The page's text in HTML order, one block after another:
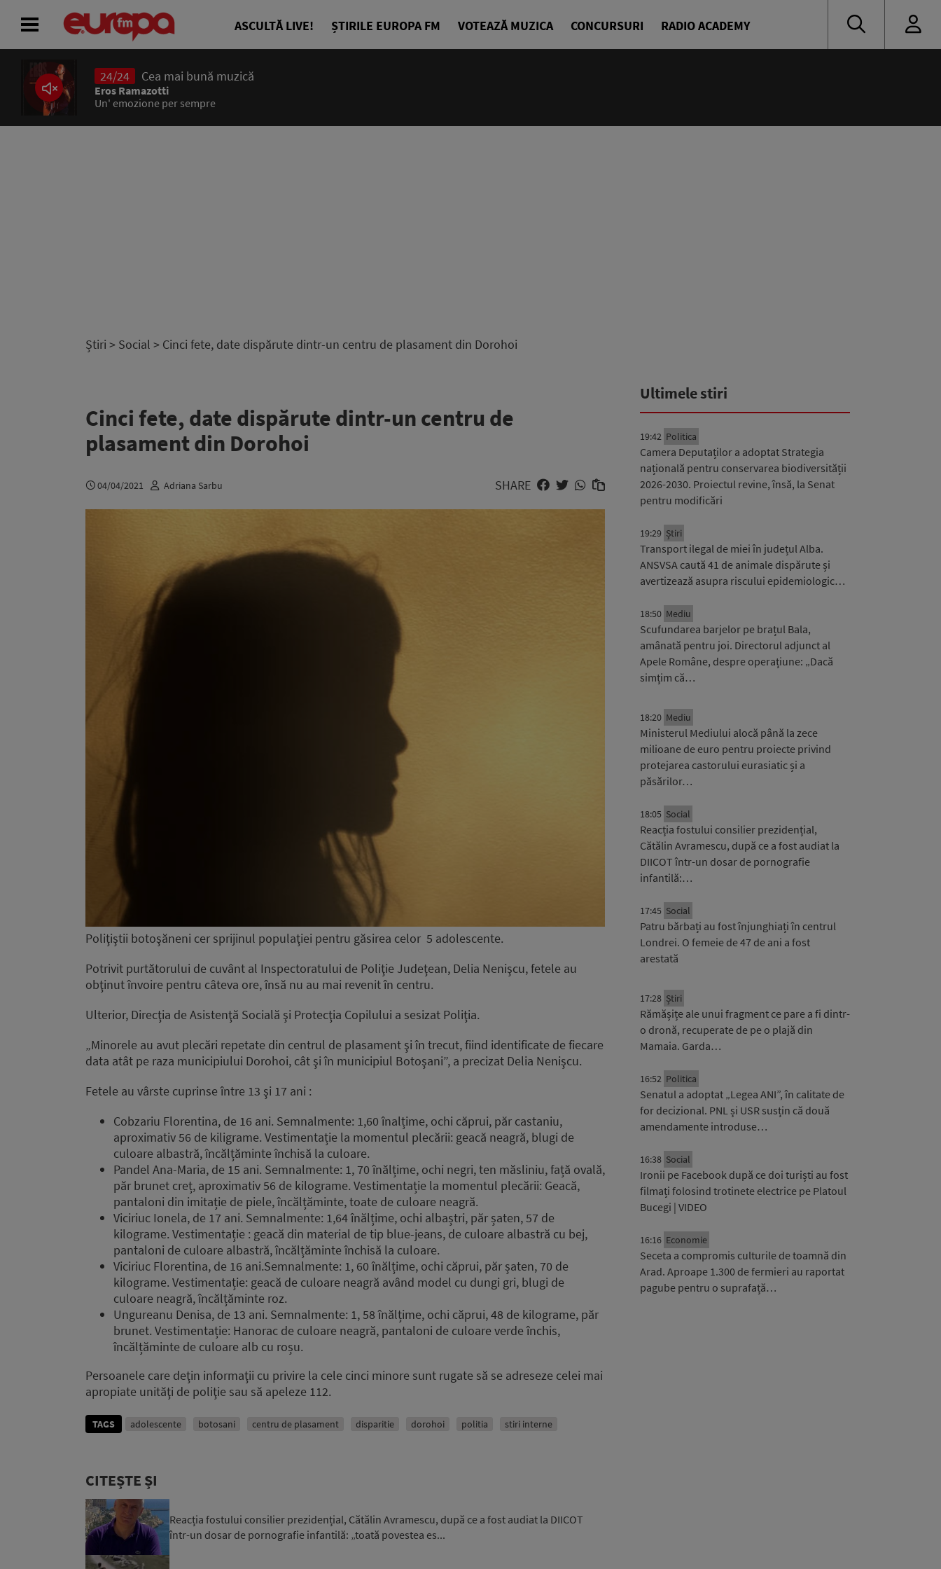
ASCULTĂ LIVE! ȘTIRILE EUROPA FM VOTEAZĂ MUZICA CONCURSURI RADIO ACADEMY
24/24 Cea mai bună muzică
Eros Ramazotti
Un' emozione per sempre
Știri > Social > Cinci fete, date dispărute dintr-un centru de plasament din Dorohoi
Cinci fete, date dispărute dintr-un centru de
plasament din Dorohoi
04/04/2021 Adriana Sarbu SHARE
Poliţiştii botoşăneni cer sprijinul populaţiei pentru găsirea celor 5 adolescente.
Potrivit purtătorului de cuvânt al Inspectoratului de Poliţie Judeţean, Delia Nenişcu, fetele au
obţinut învoire pentru câteva ore, însă nu au mai revenit în centru.
Ulterior, Direcţia de Asistenţă Socială şi Protecţia Copilului a sesizat Poliţia.
„Minorele au avut plecări repetate din centrul de plasament şi în trecut, fiind identificate de fiecare
data atât pe raza municipiului Dorohoi, cât şi în municipiul Botoşani”, a precizat Delia Nenişcu.
Fetele au vârste cuprinse între 13 şi 17 ani :
Cobzariu Florentina, de 16 ani. Semnalmente: 1,60 înalțime, ochi căprui, păr castaniu,
aproximativ 56 de kiligrame. Vestimentație la momentul plecării: geacă neagră, blugi de
culoare albastră, încălțăminte închisă la culoare.
Pandel Ana-Maria, de 15 ani. Semnalmente: 1, 70 înălțime, ochi negri, ten măsliniu, față ovală,
păr brunet creț, aproximativ 56 de kilograme. Vestimentație la momentul plecării: Geacă,
pantaloni din imitație de piele, încălțăminte, toate de culoare neagră.
Viciriuc Ionela, de 17 ani. Semnalmente: 1,64 înălțime, ochi albaștri, păr șaten, 57 de
kilograme. Vestimentație : geacă din material de tip blue-jeans, de culoare albastră cu bej,
pantaloni de culoare albastră, încălțăminte închisă la culoare.
Viciriuc Florentina, de 16 ani.Semnalmente: 1, 60 înălțime, ochi căprui, păr șaten, 70 de
kilograme. Vestimentație: geacă de culoare neagră având model cu dungi gri, blugi de
culoare neagră, încălțăminte roz.
Ungureanu Denisa, de 13 ani. Semnalmente: 1, 58 înălțime, ochi căprui, 48 de kilograme, păr
brunet. Vestimentație: Hanorac de culoare neagră, pantaloni de culoare verde închis,
încălțăminte de culoare alb cu roșu.
Persoanele care deţin informaţii cu privire la cele cinci minore sunt rugate să se adreseze celei mai
apropiate unităţi de poliţie sau să apeleze 112.
TAGS adolescente botosani centru de plasament disparitie dorohoi politia stiri interne
CITEȘTE ȘI
Reacția fostului consilier prezidențial, Cătălin Avramescu, după ce a fost audiat la DIICOT
într-un dosar de pornografie infantilă: „toată povestea es...
Ultimele stiri
19:42 Politica
Camera Deputaților a adoptat Strategia
națională pentru conservarea biodiversității
2026-2030. Proiectul revine, însă, la Senat
pentru modificări
19:29 Știri
Transport ilegal de miei în județul Alba.
ANSVSA caută 41 de animale dispărute și
avertizează asupra riscului epidemiologic…
18:50 Mediu
Scufundarea barjelor pe brațul Bala,
amânată pentru joi. Directorul adjunct al
Apele Române, despre operațiune: „Dacă
simțim că…
18:20 Mediu
Ministerul Mediului alocă până la zece
milioane de euro pentru proiecte privind
protejarea castorului eurasiatic și a
păsărilor…
18:05 Social
Reacția fostului consilier prezidențial,
Cătălin Avramescu, după ce a fost audiat la
DIICOT într-un dosar de pornografie
infantilă:…
17:45 Social
Patru bărbați au fost înjunghiați în centrul
Londrei. O femeie de 47 de ani a fost
arestată
17:28 Știri
Rămășițe ale unui fragment ce pare a fi dintr-
o dronă, recuperate de pe o plajă din
Mamaia. Garda…
16:52 Politica
Senatul a adoptat „Legea ANI”, în calitate de
for decizional. PNL și USR susțin că două
amendamente introduse…
16:38 Social
Ironii pe Facebook după ce doi turiști au fost
filmați folosind trotinete electrice pe Platoul
Bucegi | VIDEO
16:16 Economie
Seceta a compromis culturile de toamnă din
Arad. Aproape 1.300 de fermieri au raportat
pagube pentru o suprafață…
ACASĂ
ȘTIRI